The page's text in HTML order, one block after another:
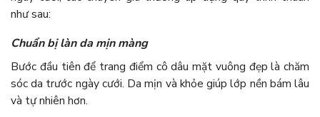
như sau:
Chuẩn bị làn da mịn màng
Bước đầu tiên để trang điểm cô dâu mặt vuông đẹp là chăm
sóc da trước ngày cưới. Da mịn và khỏe giúp lớp nền bám lâu
và tự nhiên hơn.